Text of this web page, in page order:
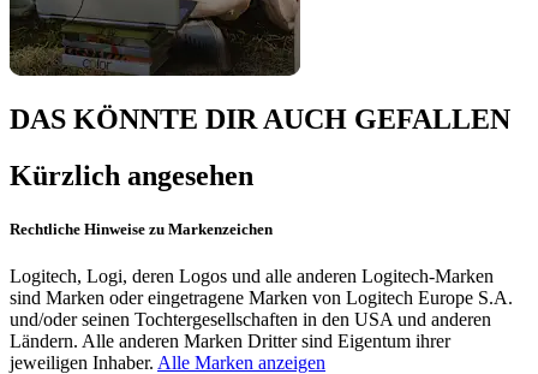
DAS KÖNNTE DIR AUCH GEFALLEN
Kürzlich angesehen
Rechtliche Hinweise zu Markenzeichen
Logitech, Logi, deren Logos und alle anderen Logitech-Marken
sind Marken oder eingetragene Marken von Logitech Europe S.A.
und/oder seinen Tochtergesellschaften in den USA und anderen
Ländern. Alle anderen Marken Dritter sind Eigentum ihrer
jeweiligen Inhaber. Alle Marken anzeigen